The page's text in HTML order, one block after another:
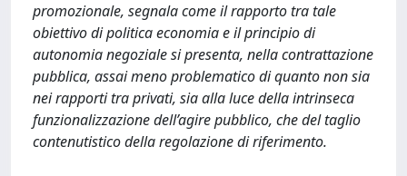
promozionale, segnala come il rapporto tra tale
obiettivo di politica economia e il principio di
autonomia negoziale si presenta, nella contrattazione
pubblica, assai meno problematico di quanto non sia
nei rapporti tra privati, sia alla luce della intrinseca
funzionalizzazione dell’agire pubblico, che del taglio
contenutistico della regolazione di riferimento.